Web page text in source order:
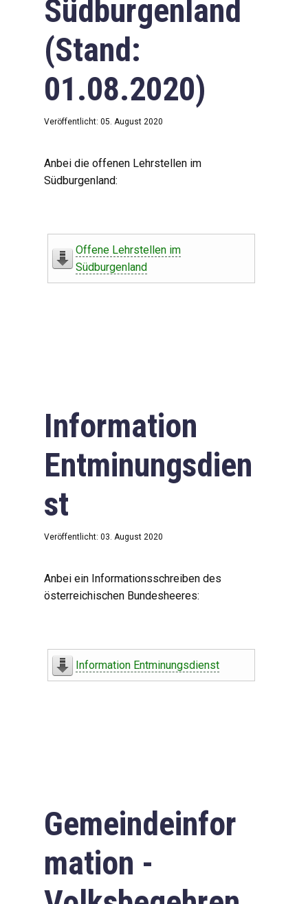
Südburgenland
(Stand:
01.08.2020)
Veröffentlicht: 05. August 2020
Anbei die offenen Lehrstellen im
Südburgenland:
Offene Lehrstellen im
Südburgenland
Information
Entminungsdien
st
Veröffentlicht: 03. August 2020
Anbei ein Informationsschreiben des
österreichischen Bundesheeres:
Information Entminungsdienst
Gemeindeinfor
mation -